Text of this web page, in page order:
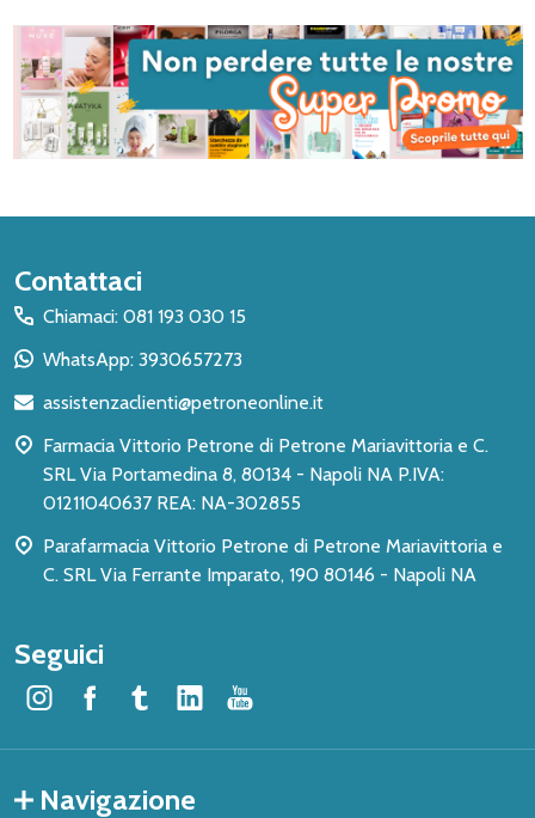
Inizio
del
piè
pagina
Contattaci
Chiamaci: 081 193 030 15
WhatsApp: 3930657273
assistenzaclienti@petroneonline.it
Farmacia Vittorio Petrone di Petrone Mariavittoria e C.
SRL Via Portamedina 8, 80134 - Napoli NA P.IVA:
01211040637 REA: NA-302855
Parafarmacia Vittorio Petrone di Petrone Mariavittoria e
C. SRL Via Ferrante Imparato, 190 80146 - Napoli NA
Seguici
Navigazione